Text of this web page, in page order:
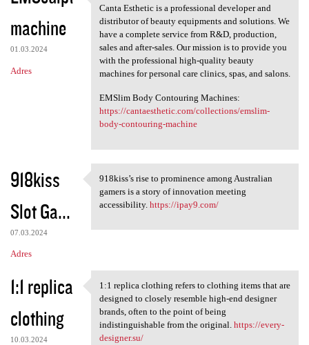
machine
01.03.2024
Adres
ABOUT CANTA ESTHETIC
Canta Esthetic is a professional developer and
distributor of beauty equipments and solutions. We
have a complete service from R&D, production,
sales and after-sales. Our mission is to provide you
with the professional high-quality beauty
machines for personal care clinics, spas, and salons.
EMSlim Body Contouring Machines:
https://cantaesthetic.com/collections/emslim-
body-contouring-machine
918kiss
Slot Ga...
07.03.2024
Adres
918kiss’s rise to prominence
918kiss’s rise to prominence among Australian
gamers is a story of innovation meeting
accessibility. https://ipay9.com/
1:1 replica
clothing
10.03.2024
1:1 replica clothing refers
1:1 replica clothing refers to clothing items that are
designed to closely resemble high-end designer
brands, often to the point of being
indistinguishable from the original. https://every-
designer.su/